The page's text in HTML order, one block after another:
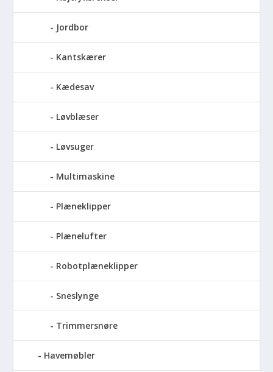
Jordbor
Kantskærer
Kædesav
Løvblæser
Løvsuger
Multimaskine
Plæneklipper
Plænelufter
Robotplæneklipper
Sneslynge
Trimmersnøre
Havemøbler